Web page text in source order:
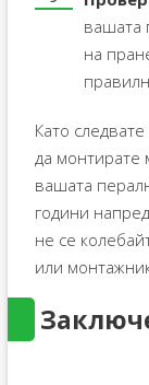
вашата
на
Като
да монтирате
вашата
години
не се
или